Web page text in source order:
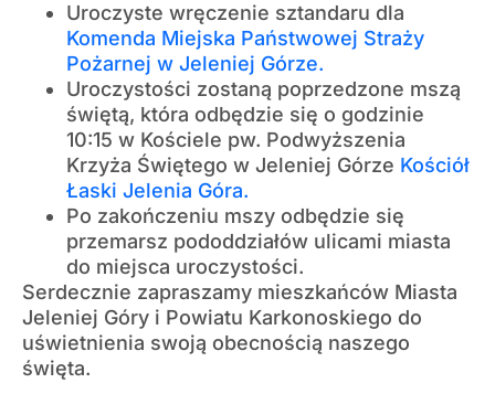
Uroczyste wręczenie sztandaru dla
Komenda Miejska Państwowej Straży
Pożarnej w Jeleniej Górze.
Uroczystości zostaną poprzedzone mszą
świętą, która odbędzie się o godzinie
10:15 w Kościele pw. Podwyższenia
Krzyża Świętego w Jeleniej Górze Kościół
Łaski Jelenia Góra.
Po zakończeniu mszy odbędzie się
przemarsz pododdziałów ulicami miasta
do miejsca uroczystości.
Serdecznie zapraszamy mieszkańców Miasta
Jeleniej Góry i Powiatu Karkonoskiego do
uświetnienia swoją obecnością naszego
święta.